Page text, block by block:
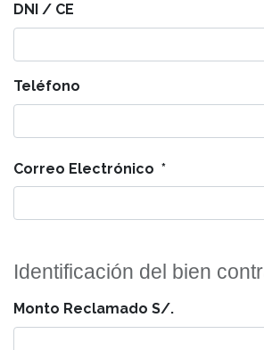
DNI / CE
Teléfono
Correo Electrónico
Identificación del bien
Monto Reclamado S/.